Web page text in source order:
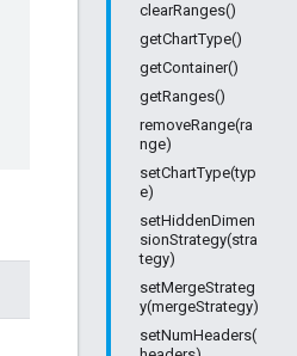
clearRanges()
getChartType()
getContainer()
getRanges()
removeRange(ra
nge)
setChartType(typ
e)
setHiddenDimen
sionStrategy(stra
tegy)
setMergeStrateg
y(mergeStrategy)
setNumHeaders(